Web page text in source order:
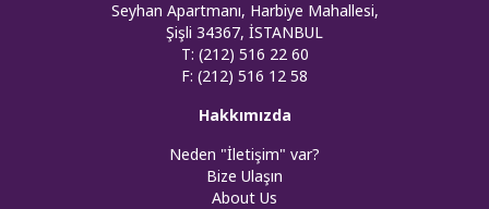
Seyhan Apartmanı, Harbiye Mahallesi,
Şişli 34367, İSTANBUL
T: (212) 516 22 60
F: (212) 516 12 58
Hakkımızda
Neden "İletişim" var?
Bize Ulaşın
About Us